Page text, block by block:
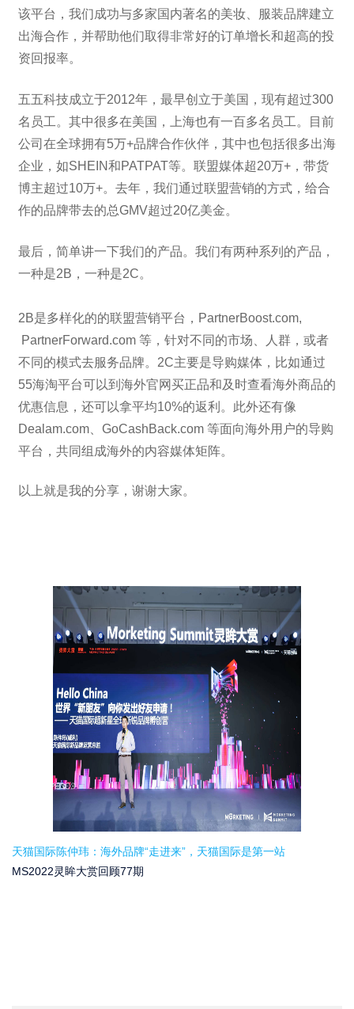
该平台，我们成功与多家国内著名的美妆、服装品牌建立
出海合作， 并帮助他们取得非常好的订单增长和超高的投
资回报率。
五五科技成立于2012年，最早创立于美国，现有超过300
名员工。其中很多在美国，上海也有一百多名员工。目前
公司在全球拥有5万+品牌合作伙伴，其中也包括很多出海
企业，如SHEIN和PATPAT等。联盟媒体超20万+，带货
博主超过10万+。去年，我们通过联盟营销的方式，给合
作的品牌带去的总GMV超过20亿美金。
最后，简单讲一下我们的产品。我们有两种系列的产品，
一种是2B，一种是2C。
2B是多样化的的联盟营销平台， PartnerBoost.com,
PartnerForward.com 等，针对不同的市场、人群，或者
不同的模式去服务品牌。2C主要是导购媒体，比如通过
55海淘平台可以到海外官网买正品和及时查看海外商品的
优惠信息，还可以拿平均10%的返利。此外还有像
Dealam.com、GoCashBack.com 等面向海外用户的导购
平台，共同组成海外的内容媒体矩阵。
以上就是我的分享，谢谢大家。
天猫国际陈仲玮：海外品牌“走进来”，天猫国际是第一站
MS2022灵眸大赏回顾77期